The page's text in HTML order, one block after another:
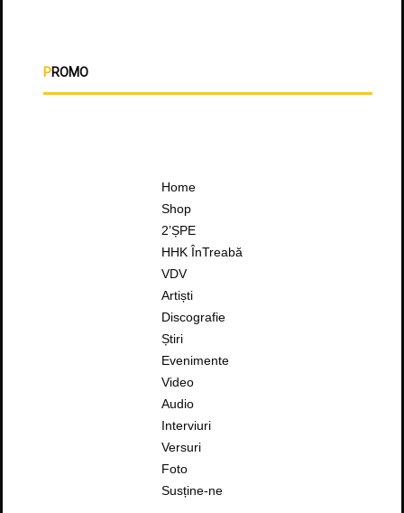
PROMO
Home
Shop
2’ȘPE
HHK ÎnTreabă
VDV
Artiști
Discografie
Știri
Evenimente
Video
Audio
Interviuri
Versuri
Foto
Susține-ne